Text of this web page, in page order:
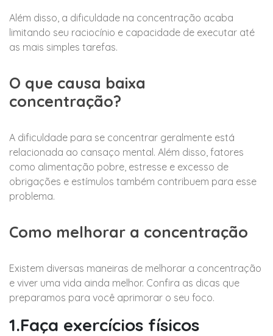
Além disso, a dificuldade na concentração acaba
limitando seu raciocínio e capacidade de executar até
as mais simples tarefas.
O que causa baixa
concentração?
A dificuldade para se concentrar geralmente está
relacionada ao cansaço mental. Além disso, fatores
como alimentação pobre, estresse e excesso de
obrigações e estímulos também contribuem para esse
problema.
Como melhorar a concentração
Existem diversas maneiras de melhorar a concentração
e viver uma vida ainda melhor. Confira as dicas que
preparamos para você aprimorar o seu foco.
1.Faça exercícios físicos